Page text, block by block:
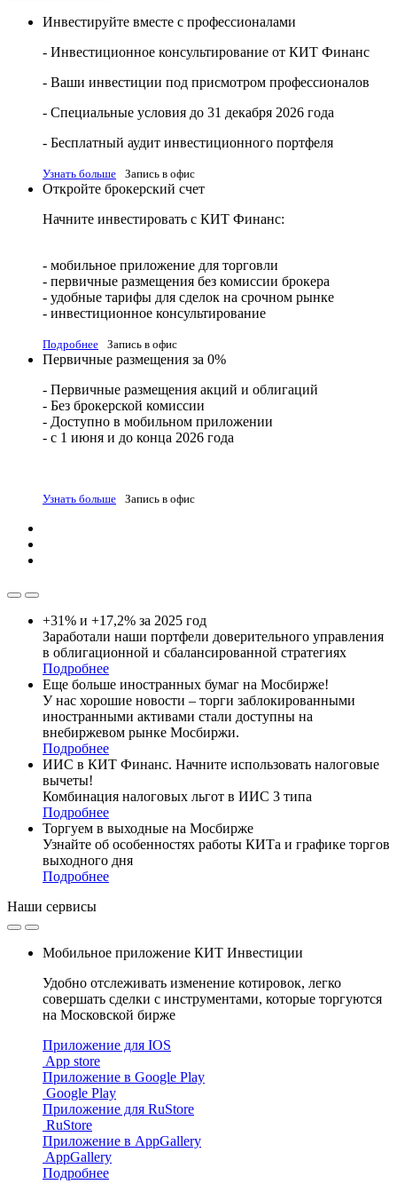
Инвестируйте вместе с профессионалами
- Инвестиционное консультирование от КИТ Финанс
- Ваши инвестиции под присмотром профессионалов
- Специальные условия до 31 декабря 2026 года
- Бесплатный аудит инвестиционного портфеля
Узнать больше Запись в офис
Откройте брокерский счет
Начните инвестировать с КИТ Финанс:
- мобильное приложение для торговли
- первичные размещения без комиссии брокера
- удобные тарифы для сделок на срочном рынке
- инвестиционное консультирование
Подробнее Запись в офис
Первичные размещения за 0%
- Первичные размещения акций и облигаций
- Без брокерской комиссии
- Доступно в мобильном приложении
- с 1 июня и до конца 2026 года
Узнать больше Запись в офис
+31% и +17,2% за 2025 год
Заработали наши портфели доверительного управления
в облигационной и сбалансированной стратегиях
Подробнее
Еще больше иностранных бумаг на Мосбирже!
У нас хорошие новости – торги заблокированными
иностранными активами стали доступны на
внебиржевом рынке Мосбиржи.
Подробнее
ИИС в КИТ Финанс. Начните использовать налоговые
вычеты!
Комбинация налоговых льгот в ИИС 3 типа
Подробнее
Торгуем в выходные на Мосбирже
Узнайте об особенностях работы КИТа и графике торгов
выходного дня
Подробнее
Наши сервисы
Мобильное приложение КИТ Инвестиции
Удобно отслеживать изменение котировок, легко
совершать сделки с инструментами, которые торгуются
на Московской бирже
Приложение для IOS
App store
Приложение в Google Play
Google Play
Приложение для RuStore
RuStore
Приложение в AppGallery
AppGallery
Подробнее